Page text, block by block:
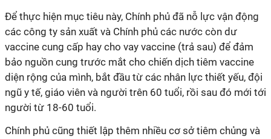
Để thực hiện mục tiêu này, Chính phủ đã nỗ lực vận động
các công ty sản xuất và Chính phủ các nước còn dư
vaccine cung cấp hay cho vay vaccine (trả sau) để đảm
bảo nguồn cung trước mắt cho chiến dịch tiêm vaccine
diện rộng của mình, bắt đầu từ các nhân lực thiết yếu, đội
ngũ y tế, giáo viên và người trên 60 tuổi, rồi sau đó mới tới
người từ 18-60 tuổi.
Chính phủ cũng thiết lập thêm nhiều cơ sở tiêm chủng và